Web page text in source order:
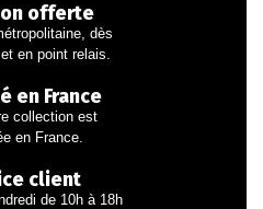
offerte
dès
en point relais.
en France
collection est
en France.
client
de 10h à 18h